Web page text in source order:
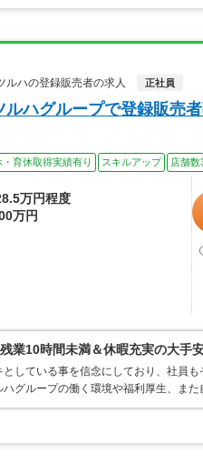
ハの登録販売者の求人
正社員
ハグループで登録販売
・育休取得実績有り スキルアップ 店舗数
万円程度
万円
業10時間未満＆休暇充実の大手
している事を信念にしており、社員
ハグループの働く環境や福利厚生、ま